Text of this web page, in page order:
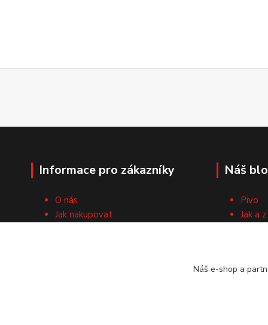
Informace pro zákazníky
O nás
Jak nakupovat
Náš
Pivo
Jak a
Náš e-shop a